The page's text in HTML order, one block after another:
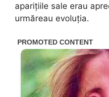
aparițiile sale erau
urmăreau evoluția.